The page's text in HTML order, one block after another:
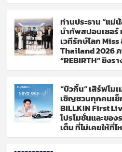
ท่านประธาน “แม่
นำทัพสปอนเซอร์
เวทีรักษ์โลก
Thailand 2026
“REBIRTH” ชิงร
“บิวกิ้น” เสิร์ฟโ
เชิญชวนทุกคนเช็
BILLKIN First
โปรโมชั่นและขอ
เต็ม ที่ไม่เคยให้ที่